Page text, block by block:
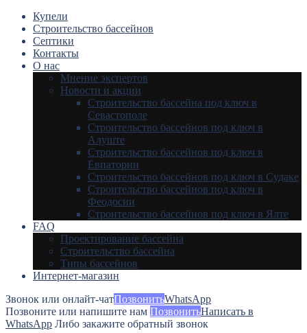
Купели
Строительство бассейнов
Септики
Контакты
О нас
Мнение экспертов
Новости и акции
Строительство бассейна под ключ в
Севастополе
Строительство бассейнов под ключ в
Алуште
Строительство бассейнов под ключ в
Евпатории
Строительство бассейнов под ключ в Судаке
Строительство бассейнов под ключ в
Феодосии
Строительство бассейнов под ключ в Ялте
FAQ
Проектирование бассейна
Строительство бассейна
Типы бассейнов
Интернет-магазин
Звонок или онлайт-чатПозвонитьWhatsApp
Позвоните или напишите нам ПозвонитьНаписать в
WhatsApp Либо закажите обратный звонок